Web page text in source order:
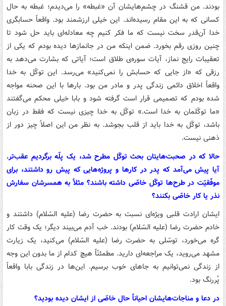
بودند. من قشنگ در چشم‌هایشان آن «غبطه» را می‌دیدم؛ غبطه به حال
کسانی که به این مقام رسیده‌اند. این خیلی ارزشمند بود. واقعاً حسابگری
خدا آن‌قدر سخت نیست که ما فکر کنیم چه معادله‌ای باید حل شود تا
چنین روزی رقم بخورد. ضمن اینکه من در جانمازها دیده بودم که یکی از
تعقیبات رایج نماز، آیات سوره‌ی طلاق است؛ آیاتی که بشارت می‌دهد به
رزقی که «از جایی که حسابش را نمی‌کنید» می‌رسد. این توکّل به خدا
واقعاً اخلاق دائمی زندگی پدر و مادر من بود. بارها با این صحنه مواجه
شده بودم که تصمیمی قرار است گرفته شود و بابا خیلی محکم می‌گفتند
«ما توکّلمان به خدا است.» توکّل به خدا چیزی نیست که فقط در زبان
باشد، توکّل به خدا باید از قلب بجوشد. به نظر من این اصلاً چیز دور از
ذهنی نیست.
حالا که در صحبت‌هایتان بحث توکّل مطرح شد، یک پلّه برگردیم عقب‌تر.
آیا پیش می‌آمد که پدر در کارها و پروژه‌هایی که پیش رو داشتند، برای
موفّقیّت در طرح‌ها توکّل خاصّی داشته باشند؟ مثلاً به همسرشان سفارش
نذر یا کار خاصّی بکنند؟
ایشان ارادت قلبی ویژه‌ای نسبت به حضرت رضا (علیه السّلام) داشتند و
خادم حضرت رضا (علیه السّلام) بودند. خب آدم می‌بیند دیگر؛ یک وقت کار
گره می‌خورد، توسّلی به حضرت رضا (علیه السّلام) می‌کنید، یک زیارت
مشهد می‌روید، یک مراجعه‌ای دارید. مطمئنّاً هیچ کدام از ما بدون این وجه
از زندگی نمی‌توانیم به جاهای خوب برسیم. این‌ها در زندگی بابا واقعاً
پُررنگ بود.
در دعا و مناجات‌هایشان احیاناً حال خاصّی از ایشان دیده بودید؟